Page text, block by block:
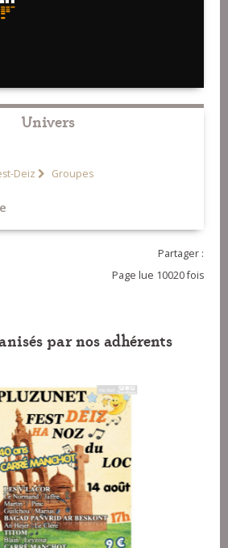
Univers
Deiz Groupes
Partager :
Page lue 10020 fois
par nos adhérents